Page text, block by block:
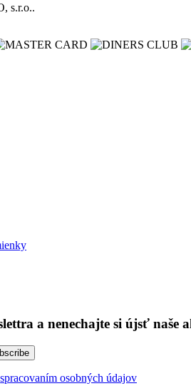
s.r.o..
a nenechajte si újsť naše
spracovaním osobných údajov